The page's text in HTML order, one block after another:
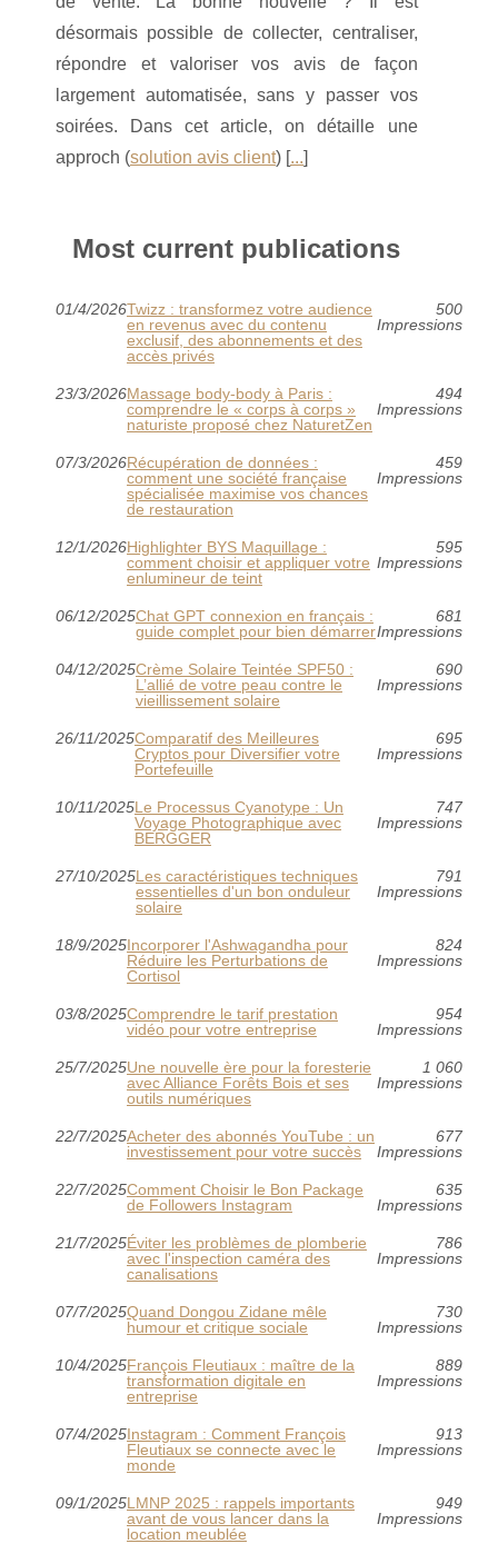
désormais possible de collecter, centraliser,
répondre et valoriser vos avis de façon
largement automatisée, sans y passer vos
soirées. Dans cet article, on détaille une
approch (solution avis client) [...]
Most current publications
01/4/2026Twizz : transformez votre audience
en revenus avec du contenu
exclusif, des abonnements et des
accès privés
500
Impressions
23/3/2026Massage body‑body à Paris :
comprendre le « corps à corps »
naturiste proposé chez NaturetZen
494
Impressions
07/3/2026Récupération de données :
comment une société française
spécialisée maximise vos chances
de restauration
459
Impressions
12/1/2026Highlighter BYS Maquillage :
comment choisir et appliquer votre
enlumineur de teint
595
Impressions
06/12/2025Chat GPT connexion en français :
guide complet pour bien démarrer
681
Impressions
04/12/2025Crème Solaire Teintée SPF50 :
L’allié de votre peau contre le
vieillissement solaire
690
Impressions
26/11/2025Comparatif des Meilleures
Cryptos pour Diversifier votre
Portefeuille
695
Impressions
10/11/2025Le Processus Cyanotype : Un
Voyage Photographique avec
BERGGER
747
Impressions
27/10/2025Les caractéristiques techniques
essentielles d'un bon onduleur
solaire
791
Impressions
18/9/2025Incorporer l'Ashwagandha pour
Réduire les Perturbations de
Cortisol
824
Impressions
03/8/2025Comprendre le tarif prestation
vidéo pour votre entreprise
954
Impressions
25/7/2025Une nouvelle ère pour la foresterie
avec Alliance Forêts Bois et ses
outils numériques
1 060
Impressions
22/7/2025Acheter des abonnés YouTube : un
investissement pour votre succès
677
Impressions
22/7/2025Comment Choisir le Bon Package
de Followers Instagram
635
Impressions
21/7/2025Éviter les problèmes de plomberie
avec l'inspection caméra des
canalisations
786
Impressions
07/7/2025Quand Dongou Zidane mêle
humour et critique sociale
730
Impressions
10/4/2025François Fleutiaux : maître de la
transformation digitale en
entreprise
889
Impressions
07/4/2025Instagram : Comment François
Fleutiaux se connecte avec le
monde
913
Impressions
09/1/2025LMNP 2025 : rappels importants
avant de vous lancer dans la
location meublée
949
Impressions